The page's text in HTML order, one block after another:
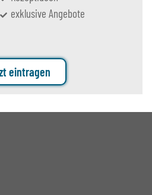
exklusive Angebote
eintragen